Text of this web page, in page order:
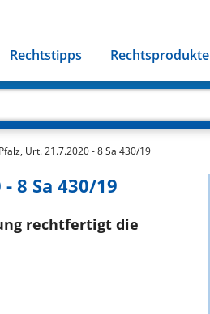
Rechtstipps Rechtsprodukte
Urt. 21.7.2020 - 8 Sa 430/19
8 Sa 430/19
rechtfertigt die